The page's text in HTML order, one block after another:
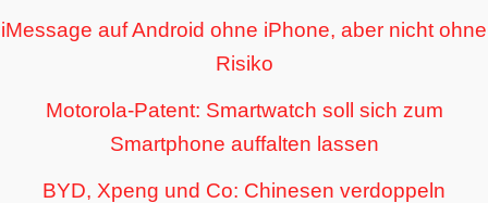
iMessage auf Android ohne iPhone, aber nicht ohne
Risiko
Motorola-Patent: Smartwatch soll sich zum
Smartphone auffalten lassen
BYD, Xpeng und Co: Chinesen verdoppeln